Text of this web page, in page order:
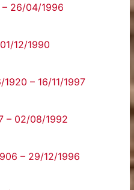
– 26/04/1996
12/1990
– 16/11/1997
– 02/08/1992
– 29/12/1996